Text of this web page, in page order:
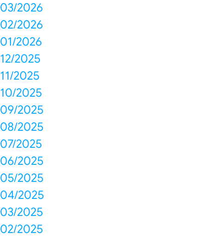
03/2026
02/2026
01/2026
12/2025
11/2025
10/2025
09/2025
08/2025
07/2025
06/2025
05/2025
04/2025
03/2025
02/2025